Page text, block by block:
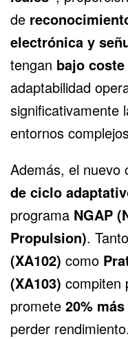
de
electrónica y
tengan bajo
adaptabilidad
significativamente
entornos
Además, el nuevo
de ciclo
programa NGAP
Propulsion). Tanto
(XA102) como
(XA103) compiten
promete 20%
perder rendimiento.